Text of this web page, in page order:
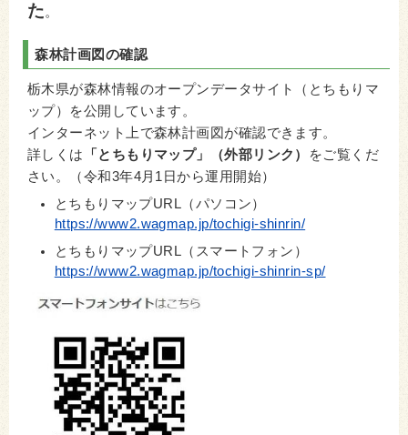
た。
森林計画図の確認
栃木県が森林情報のオープンデータサイト（とちもりマ
ップ）を公開しています。
インターネット上で森林計画図が確認できます。
詳しくは
「とちもりマップ」（外部リンク）
をご覧くだ
さい。（令和3年4月1日から運用開始）
とちもりマップURL（パソコン）
https://www2.wagmap.jp/tochigi-shinrin/
とちもりマップURL（スマートフォン）
https://www2.wagmap.jp/tochigi-shinrin-sp/